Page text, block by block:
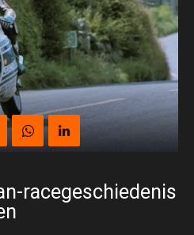
racegeschiedenis